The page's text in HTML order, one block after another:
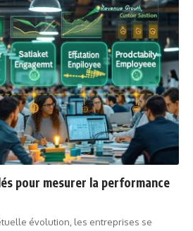
pour mesurer la performance
évolution, les entreprises se